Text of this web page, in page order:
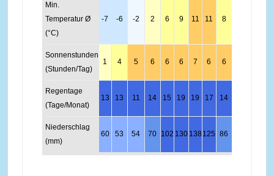
Min.
Temperatur Ø
(°C)
-7 -6 -2 2 6 9 11 11 8
Sonnenstunden
(Stunden/Tag)
1 4 5 6 6 6 7 6 6
Regentage
(Tage/Monat)
13 13 11 14 15 19 19 17 14
Niederschlag
(mm)
60 53 54 70 102 130 138125 86